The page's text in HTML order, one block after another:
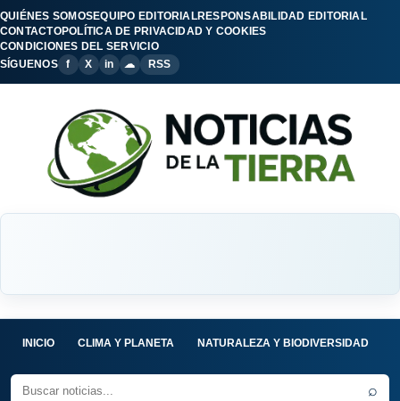
QUIÉNES SOMOSEQUIPO EDITORIALRESPONSABILIDAD EDITORIAL
CONTACTOPOLÍTICA DE PRIVACIDAD Y COOKIES
CONDICIONES DEL SERVICIO
SÍGUENOS
f X in ☁ RSS
INICIO CLIMA Y PLANETA NATURALEZA Y BIODIVERSIDAD
⌕